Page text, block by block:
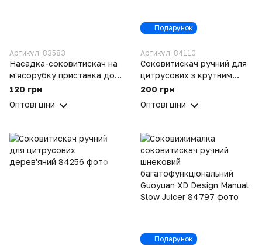
Артикул: 83583
Насадка-соковитискач на
м'ясорубку приставка до
м'ясорубки
120 грн
Оптові ціни
Подарунок
Артикул: 84110
Соковитискач ручний для
цитрусових з крутним
притискним механізмом
200 грн
Оптові ціни
Подарунок